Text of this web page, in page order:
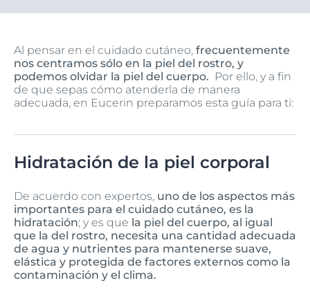
Al pensar en el cuidado cutáneo, frecuentemente
nos centramos sólo en la piel del rostro, y
podemos olvidar la piel del cuerpo. Por ello, y a fin
de que sepas cómo atenderla de manera
adecuada, en Eucerin preparamos esta guía para ti:
Hidratación de la piel corporal
De acuerdo con expertos, uno de los aspectos más
importantes para el cuidado cutáneo, es la
hidratación; y es que la piel del cuerpo, al igual
que la del rostro, necesita una cantidad adecuada
de agua y nutrientes para mantenerse suave,
elástica y protegida de factores externos como la
contaminación y el clima.